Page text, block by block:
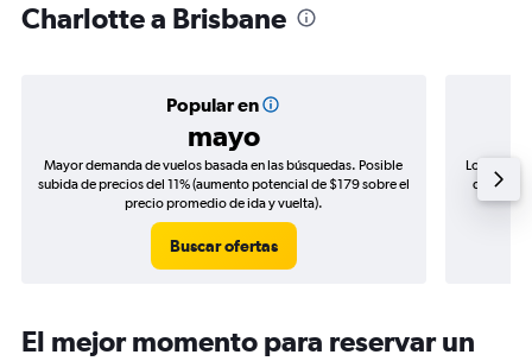
Charlotte a Brisbane
Popular en
mayo
Mayor demanda de vuelos basada en las búsquedas. Posible
subida de precios del 11% (aumento potencial de $179 sobre el
precio promedio de ida y vuelta).
Buscar ofertas
Los
de
El mejor momento para reservar un